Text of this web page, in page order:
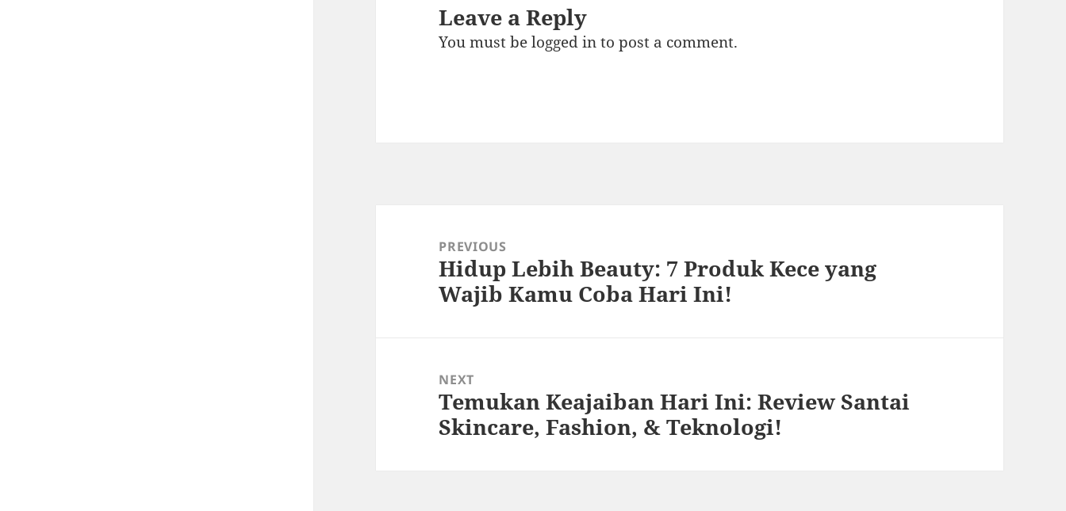
Leave a Reply
You must belogged into post a comment.
navigationPREVIOUS
Previous
post:
Hidup Lebih Beauty: 7 Produk Kece yang
Wajib Kamu Coba Hari Ini!
NEXT
Next
post:
Temukan Keajaiban Hari Ini: Review Santai
Skincare, Fashion, & Teknologi!